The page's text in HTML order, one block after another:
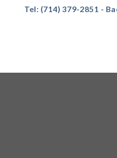
Tel: (714) 379-2851 -